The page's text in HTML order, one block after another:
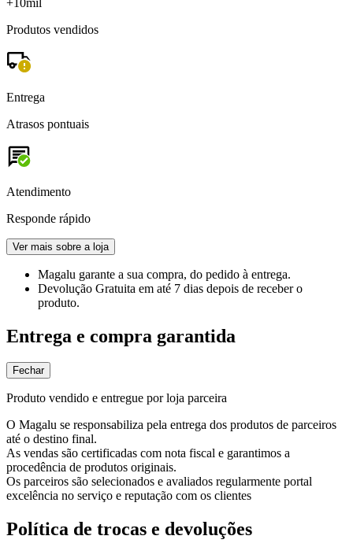
Produtos vendidos
Entrega
Atrasos pontuais
Atendimento
Responde rápido
Ver mais sobre a loja
Magalu garante a sua compra, do pedido à entrega.
Devolução Gratuita em até 7 dias depois de receber o
produto.
Entrega e compra garantida
Fechar
Produto vendido e entregue por loja parceira
O Magalu se responsabiliza pela entrega dos produtos de parceiros
até o destino final.
As vendas são certificadas com nota fiscal e garantimos a
procedência de produtos originais.
Os parceiros são selecionados e avaliados regularmente portal
excelência no serviço e reputação com os clientes
Política de trocas e devoluções